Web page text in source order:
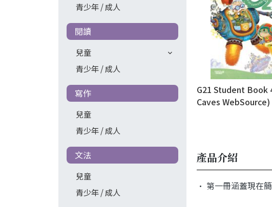
青少年 / 成人
閱讀
兒童
青少年 / 成人
寫作
兒童
青少年 / 成人
文法
兒童
青少年 / 成人
G21 Student Book
Caves WebSource)
產品介紹
• 第一冊涵蓋現在